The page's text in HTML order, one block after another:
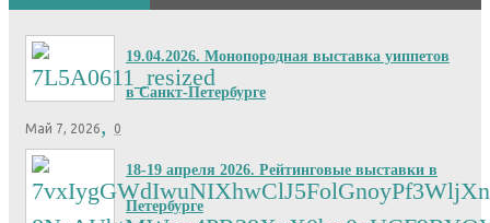
19.04.2026. Монопородная выставка уиппетов
в Санкт-Петербурге
Май 7, 2026, 0
18-19 апреля 2026. Рейтинговые выставки в
Петербурге